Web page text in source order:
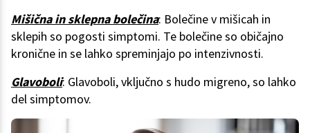
Mišična in sklepna bolečina: Bolečine v mišicah in
sklepih so pogosti simptomi. Te bolečine so običajno
kronične in se lahko spreminjajo po intenzivnosti.
Glavoboli: Glavoboli, vključno s hudo migreno, so lahko
del simptomov.